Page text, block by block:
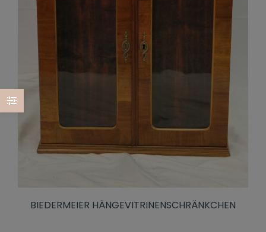
BIEDERMEIER HÄNGEVITRINENSCHRÄNKCHEN